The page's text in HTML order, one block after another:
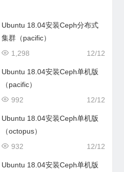
Ubuntu 18.04安装Ceph分布式
集群（pacific）
12/12
1,298
Ubuntu 18.04安装Ceph单机版
（pacific）
12/12
992
Ubuntu 18.04安装Ceph单机版
（octopus）
12/12
932
Ubuntu 18.04安装Ceph单机版